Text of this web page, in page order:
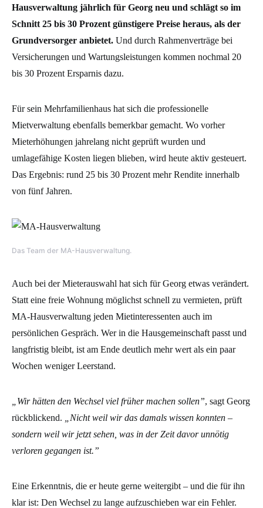
Hausverwaltung jährlich für Georg neu und schlägt so im
Schnitt 25 bis 30 Prozent günstigere Preise heraus, als der
Grundversorger anbietet. Und durch Rahmenverträge bei
Versicherungen und Wartungsleistungen kommen nochmal 20
bis 30 Prozent Ersparnis dazu.
Für sein Mehrfamilienhaus hat sich die professionelle
Mietverwaltung ebenfalls bemerkbar gemacht. Wo vorher
Mieterhöhungen jahrelang nicht geprüft wurden und
umlagefähige Kosten liegen blieben, wird heute aktiv gesteuert.
Das Ergebnis: rund 25 bis 30 Prozent mehr Rendite innerhalb
von fünf Jahren.
Das Team der MA-Hausverwaltung.
Auch bei der Mieterauswahl hat sich für Georg etwas verändert.
Statt eine freie Wohnung möglichst schnell zu vermieten, prüft
MA-Hausverwaltung jeden Mietinteressenten auch im
persönlichen Gespräch. Wer in die Hausgemeinschaft passt und
langfristig bleibt, ist am Ende deutlich mehr wert als ein paar
Wochen weniger Leerstand.
„Wir hätten den Wechsel viel früher machen sollen”, sagt Georg
rückblickend.
„Nicht weil wir das damals wissen konnten –
sondern weil wir jetzt sehen, was in der Zeit davor unnötig
verloren gegangen ist.”
Eine Erkenntnis, die er heute gerne weitergibt – und die für ihn
klar ist: Den Wechsel zu lange aufzuschieben war ein Fehler.